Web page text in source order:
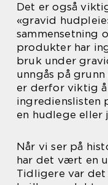
Det er også
«gravid
sammensetning
produkter har
bruk under
unngås på
er derfor viktig å
ingredienslisten
en hudlege
Når vi ser på
har det vært en
Tidligere var det